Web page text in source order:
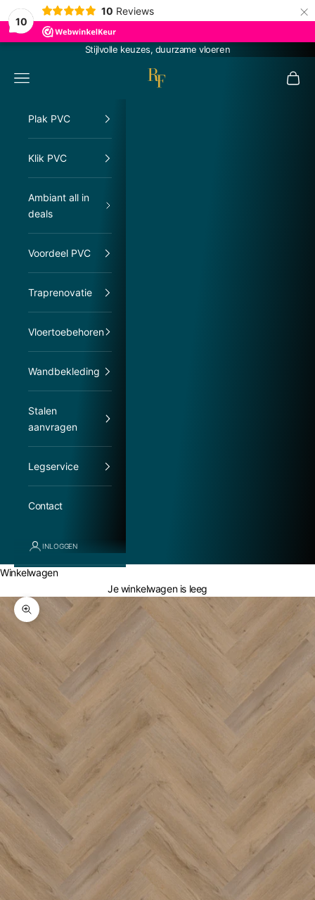
10
10 Reviews ×
Stijlvolle keuzes, duurzame vloeren
RachelFloors
Menu
Plak PVC
Klik PVC
Ambiant all in
deals
Voordeel PVC
Traprenovatie
Vloertoebehoren
Wandbekleding
Stalen
aanvragen
Legservice
Contact
INLOGGEN
Winkelwagen
Je winkelwagen is leeg
In-/uitzoomen